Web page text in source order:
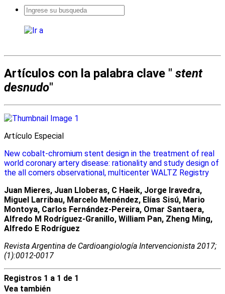
Artículos con la palabra clave " stent
desnudo"
Artículo Especial
New cobalt-chromium stent design in the treatment of real
world coronary artery disease: rationality and study design of
the all comers observational, multicenter WALTZ Registry
Juan Mieres, Juan Lloberas, C Haeik, Jorge Iravedra,
Miguel Larribau, Marcelo Menéndez, Elías Sisú, Mario
Montoya, Carlos Fernández-Pereira, Omar Santaera,
Alfredo M Rodríguez-Granillo, William Pan, Zheng Ming,
Alfredo E Rodríguez
Revista Argentina de Cardioangiologí­a Intervencionista 2017;
(1):0012-0017
Registros 1 a 1 de 1
Vea también